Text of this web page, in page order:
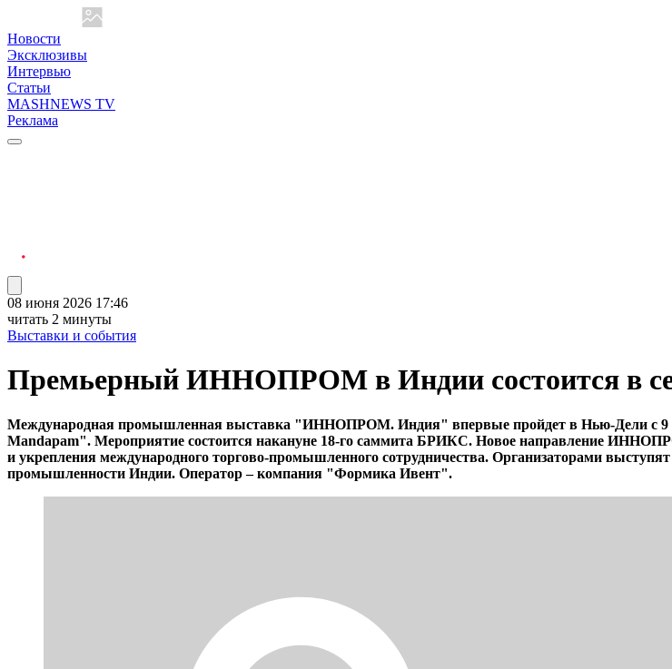
Новости
Эксклюзивы
Интервью
Статьи
MASHNEWS TV
Реклама
08 июня 2026 17:46
читать 2 минуты
Выставки и события
Премьерный ИННОПРОМ в Индии состоится в
Международная промышленная выставка "ИННОПРОМ. Индия" впервые пройдет в Нью-Дели с 9
Mandapam". Мероприятие состоится накануне 18-го саммита БРИКС. Новое направление
и укрепления международного торгово-промышленного сотрудничества. Организаторами
промышленности Индии. Оператор – компания "Формика Ивент".